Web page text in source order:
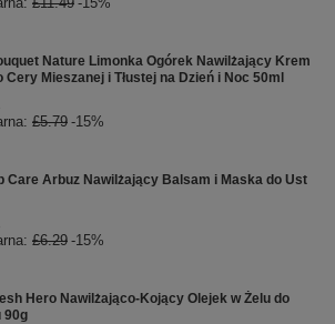
Nature Limonka Ogórek Nawilżający Krem
Cery Mieszanej i Tłustej na Dzień i Noc 50ml
£5.79 -15%
Care Arbuz Nawilżający Balsam i Maska do Ust
£6.29 -15%
Hero Nawilżająco-Kojący Olejek w Żelu do
90g